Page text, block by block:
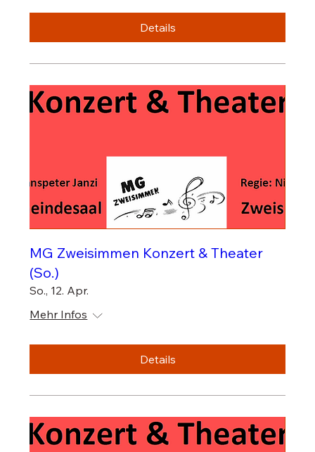
Details
MG Zweisimmen Konzert & Theater
(So.)
So., 12. Apr.
Mehr Infos
Details